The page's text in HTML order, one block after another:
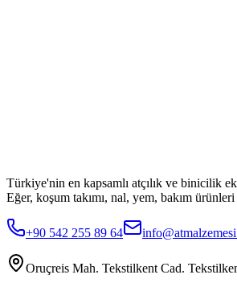
Türkiye'nin en kapsamlı atçılık ve binicilik
Eğer, koşum takımı, nal, yem, bakım ürünleri
+90 542 255 89 64
Oruçreis Mah. Tekstilkent Cad.